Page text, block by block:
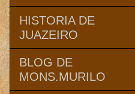
HISTORIA DE
JUAZEIRO
BLOG DE
MONS.MURILO